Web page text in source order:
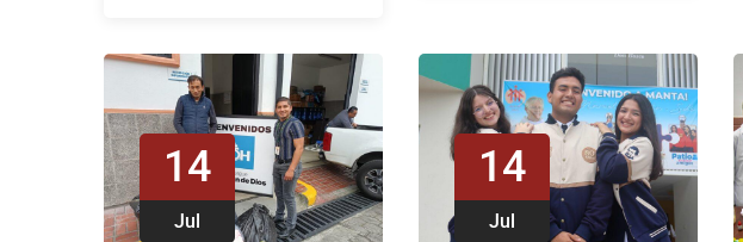
14
Jul
14
Jul